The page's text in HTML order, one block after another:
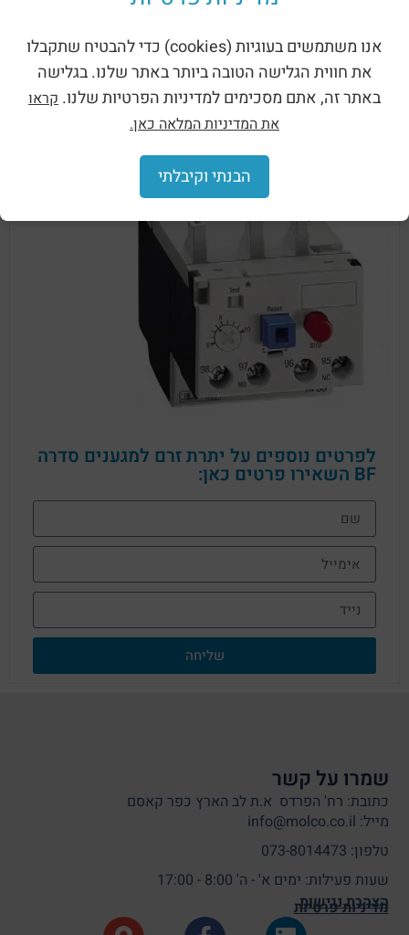
אנו משתמשים בעוגיות (cookies) כדי להבטיח שתקבלו
את חווית הגלישה הטובה ביותר באתר שלנו. בגלישה
באתר זה, אתם מסכימים למדיניות הפרטיות שלנו. קראו
את המדיניות המלאה כאן.
הבנתי וקיבלתי
RF110110
מק"ט: pnum-162978
לפרטים נוספים על יתרת זרם למגענים סדרה
BF השאירו פרטים כאן:
שליחה
שמרו על קשר
כתובת: רח' הפרדס א.ת לב הארץ כפר קאסם
מייל: info@molco.co.il
טלפון: 073-8014473
שעות פעילות: ימים א' - ה' 8:00 - 17:00
הצהרת נגישות
מדיניות פרטיות